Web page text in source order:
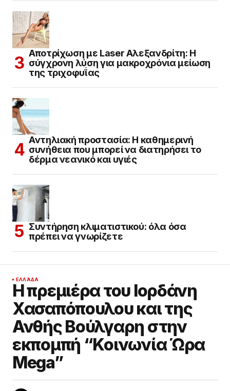
Αποτρίχωση με Laser Αλεξανδρίτη: Η
σύγχρονη λύση για μακροχρόνια μείωση
της τριχοφυΐας
Αντηλιακή προστασία: Η καθημερινή
συνήθεια που μπορεί να διατηρήσει το
δέρμα νεανικό και υγιές
Συντήρηση κλιματιστικού: όλα όσα
πρέπει να γνωρίζετε
ΕΛΛΆΔΑ
Η πρεμιέρα του Ιορδάνη
Χασαπόπουλου και της
Ανθής Βούλγαρη στην
εκπομπή “Κοινωνία Ώρα
Mega”